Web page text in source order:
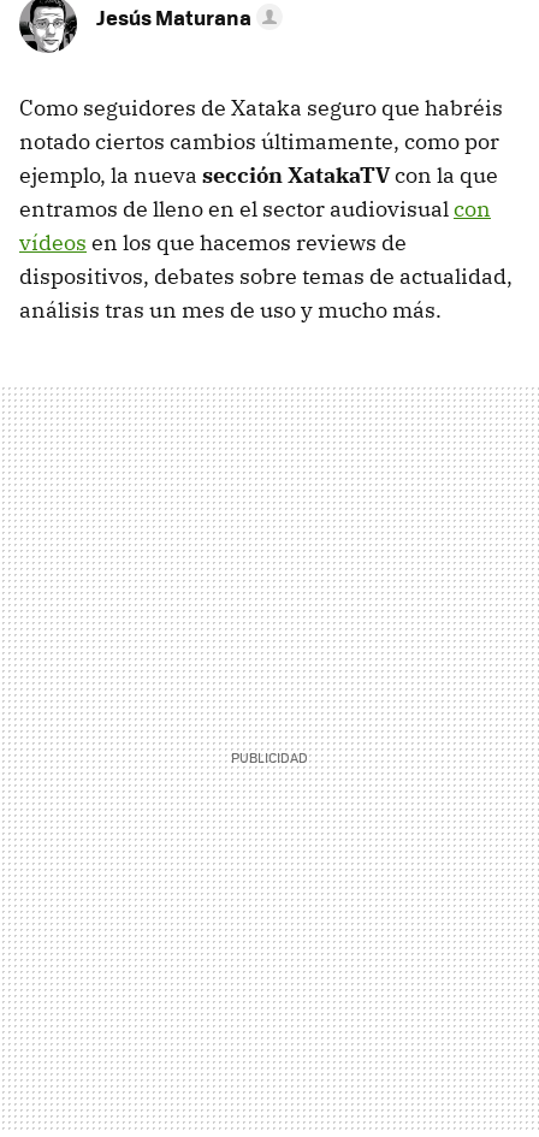
Jesús Maturana
Como seguidores de Xataka seguro que habréis
notado ciertos cambios últimamente, como por
ejemplo, la nueva sección XatakaTVcon la que
entramos de lleno en el sector audiovisualcon
vídeos en los que hacemos reviews de
dispositivos, debates sobre temas de actualidad,
análisis tras un mes de uso y mucho más.